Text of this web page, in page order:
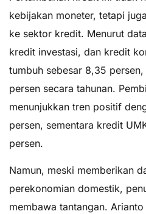
kebijakan moneter, tetapi
ke sektor kredit. Menurut
kredit investasi, dan kredit
tumbuh sebesar 8,35
persen secara tahunan.
menunjukkan tren positif
persen, sementara kredit
persen.
Namun, meski memberikan
perekonomian domestik,
membawa tantangan.